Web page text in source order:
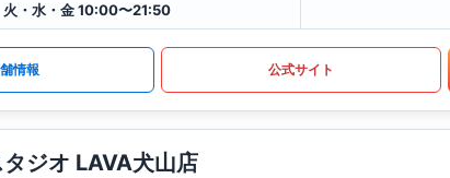
火・水・金 10:00〜21:50
情報 公式サイト
ジオ LAVA犬山店